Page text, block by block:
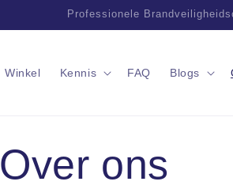
Professionele
Winkel Kennis FAQ Blogs
Over ons